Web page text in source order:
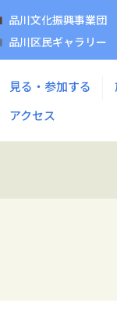
品川文化振興事業団
品川区民ギャラリー
見る・参加する
アクセス